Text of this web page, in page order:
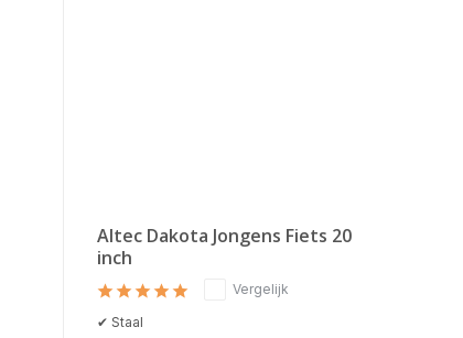
Altec Dakota Jongens Fiets 20
inch
Vergelijk
✔ Staal